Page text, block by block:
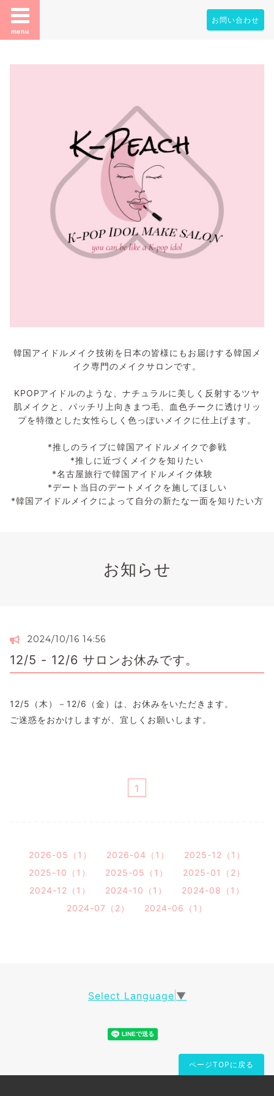
menu
お問い合わせ
韓国アイドルメイク技術を日本の皆様にもお届けする韓国メ
イク専門のメイクサロンです。
KPOPアイドルのような、ナチュラルに美しく反射するツヤ
肌メイクと、パッチリ上向きまつ毛、血色チークに透けリッ
プを特徴とした女性らしく色っぽいメイクに仕上げます。
*推しのライブに韓国アイドルメイクで参戦
*推しに近づくメイクを知りたい
*名古屋旅行で韓国アイドルメイク体験
*デート当日のデートメイクを施してほしい
*韓国アイドルメイクによって自分の新たな一面を知りたい方
お知らせ
2024/10/16 14:56
12/5 - 12/6 サロンお休みです。
12/5（木）－12/6（金）は、お休みをいただきます。
ご迷惑をおかけしますが、宜しくお願いします。
1
2026-05（1） 2026-04（1）
2025-12（1）
2025-10（1）
2025-05（1）
2025-01（2）
2024-12（1）
2024-10（1）
2024-08（1）
2024-07（2）
2024-06（1）
Select Language ▼
ページTOPに戻る